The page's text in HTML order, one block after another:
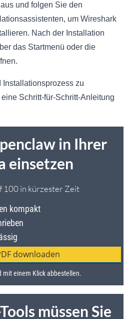
und folgen Sie den
um Wireshark
Nach der Installation
das Startmenü oder die
Installationsprozess zu
Schritt-für-Schritt-Anleitung